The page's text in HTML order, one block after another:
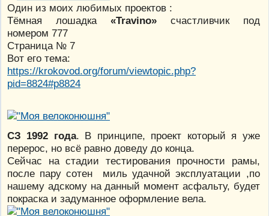
Один из моих любимых проектов :
Тёмная лошадка «Travino»cчастливчик под
номером 777
Страница № 7
Вот его тема:
https://krokovod.org/forum/viewtopic.php?
pid=8824#p8824
СЗ 1992 года. В принципе, проект который я уже
перерос, но всё равно доведу до конца.
Сейчас на стадии тестирования прочности рамы,
после пару сотен миль удачной эксплуатации ,по
нашему адскому на данный момент асфальту, будет
покраска и задуманное оформление вела.